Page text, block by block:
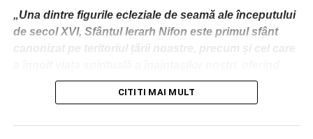
„Una dintre figurile ecleziale de seamă ale începutului
de secol XVI, Sfântul Ierarh Nifon este primul sfânt
canonizat pe teritoriul țării noastre, precum și cel care
premisele marii dezvoltări culturale din deceniile ce au
urmat păstoririi sale.
Numele său este strâns legat de utilizarea tiparului, cel
CITITI MAI MULT